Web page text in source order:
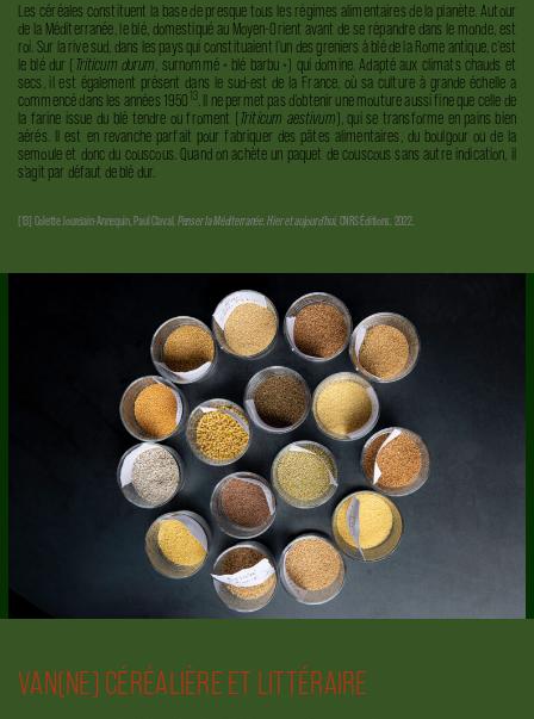
Les céréales constituent la base de presque tous les régimes alimentaires de la planète. Autour
de la Méditerranée, le blé, domestiqué au Moyen-Orient avant de se répandre dans le monde, est
roi. Sur la rive sud, dans les pays qui constituaient l’un des greniers à blé de la Rome antique, c’est
le blé dur (Triticum durum, surnommé « blé barbu ») qui domine. Adapté aux climats chauds et
secs, il est également présent dans le sud-est de la France, où sa culture à grande échelle a
commencédans les années 1950 13. Il ne permet pas d’obtenir une mouture aussi fine que celle de
la farine issue du blé tendre ou froment (Triticum aestivum), qui se transforme en pains bien
aérés. Il est en revanche parfait pour fabriquer des pâtes alimentaires, du boulgour ou de la
semoule et donc du couscous. Quand on achète un paquet de couscous sans autre indication, il
s’agit par défaut de blé dur.
[13] Colette Jourdain-Annequin, Paul Claval, Penser la Méditerranée. Hier et aujourd’hui, CNRS Éditions, 2022.
VAN(NE) CÉRÉALIÈRE ET LITTÉRAIRE